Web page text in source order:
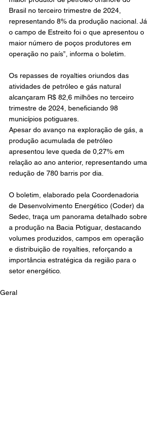
Brasil no terceiro trimestre de 2024,
representando 8% da produção nacional. Já
o campo de Estreito foi o que apresentou o
maior número de poços produtores em
operação no país”, informa o boletim.
Os repasses de royalties oriundos das
atividades de petróleo e gás natural
alcançaram R$ 82,6 milhões no terceiro
trimestre de 2024, beneficiando 98
municípios potiguares.
Apesar do avanço na exploração de gás, a
produção acumulada de petróleo
apresentou leve queda de 0,27% em
relação ao ano anterior, representando uma
redução de 780 barris por dia.
O boletim, elaborado pela Coordenadoria
de Desenvolvimento Energético (Coder) da
Sedec, traça um panorama detalhado sobre
a produção na Bacia Potiguar, destacando
volumes produzidos, campos em operação
e distribuição de royalties, reforçando a
importância estratégica da região para o
setor energético.
Geral